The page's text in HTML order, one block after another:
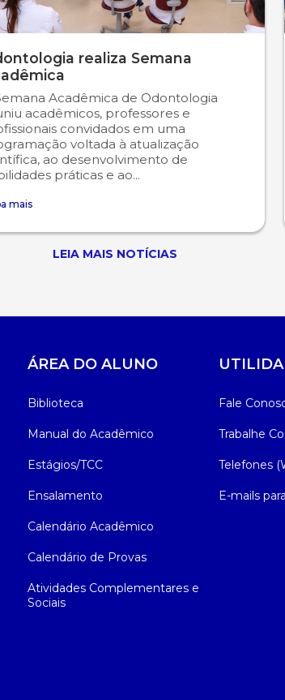
realiza Semana
Acadêmica de Odontologia
acadêmicos, professores e
convidados em uma
voltada à atualização
ao desenvolvimento de
práticas e ao...
mais
LEIA MAIS NOTÍCIAS
ÁREA DO ALUNO
Biblioteca
Manual do Acadêmico
Estágios/TCC
Ensalamento
Calendário Acadêmico
Calendário de Provas
Atividades Complementares e
Sociais
Fale
Trabalhe
Telefones
E-mails